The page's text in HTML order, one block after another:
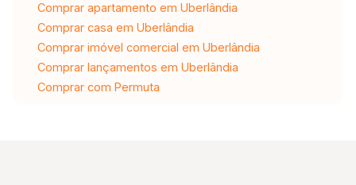
Comprar apartamento em Uberlândia
Comprar casa em Uberlândia
Comprar imóvel comercial em Uberlândia
Comprar lançamentos em Uberlândia
Comprar com Permuta